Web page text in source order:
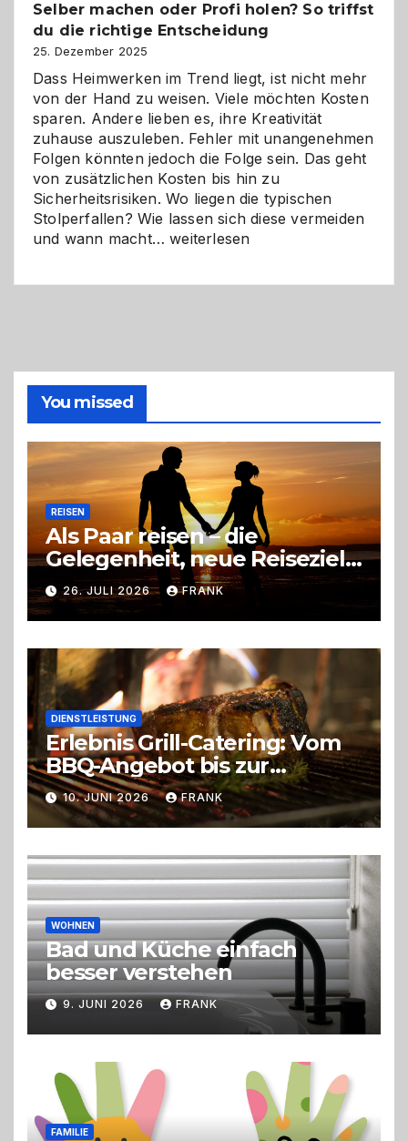
Herausforderungen
und
Zukunft
Selber machen oder Profi holen? So triffst
du die richtige Entscheidung
25. Dezember 2025
Dass Heimwerken im Trend liegt, ist nicht mehr
von der Hand zu weisen. Viele möchten Kosten
sparen. Andere lieben es, ihre Kreativität
zuhause auszuleben. Fehler mit unangenehmen
Folgen könnten jedoch die Folge sein. Das geht
von zusätzlichen Kosten bis hin zu
Sicherheitsrisiken. Wo liegen die typischen
Stolperfallen? Wie lassen sich diese vermeiden
und wann macht…Selber
richtige
Entscheidung
weiterlesen
You missed
REISEN
Als Paar reisen – die
Gelegenheit, neue Reiseziele
zu entdecken
26. JULI 2026 FRANK
DIENSTLEISTUNG
Erlebnis Grill-Catering: Vom
BBQ-Angebot bis zur
perfekten Eventorganisation
Trend zu Outdoor-Events,
Erlebnisgastronomie und
Live-Cooking
10. JUNI 2026 FRANK
WOHNEN
Bad und Küche einfach
besser verstehen
9. JUNI 2026 FRANK
FAMILIE